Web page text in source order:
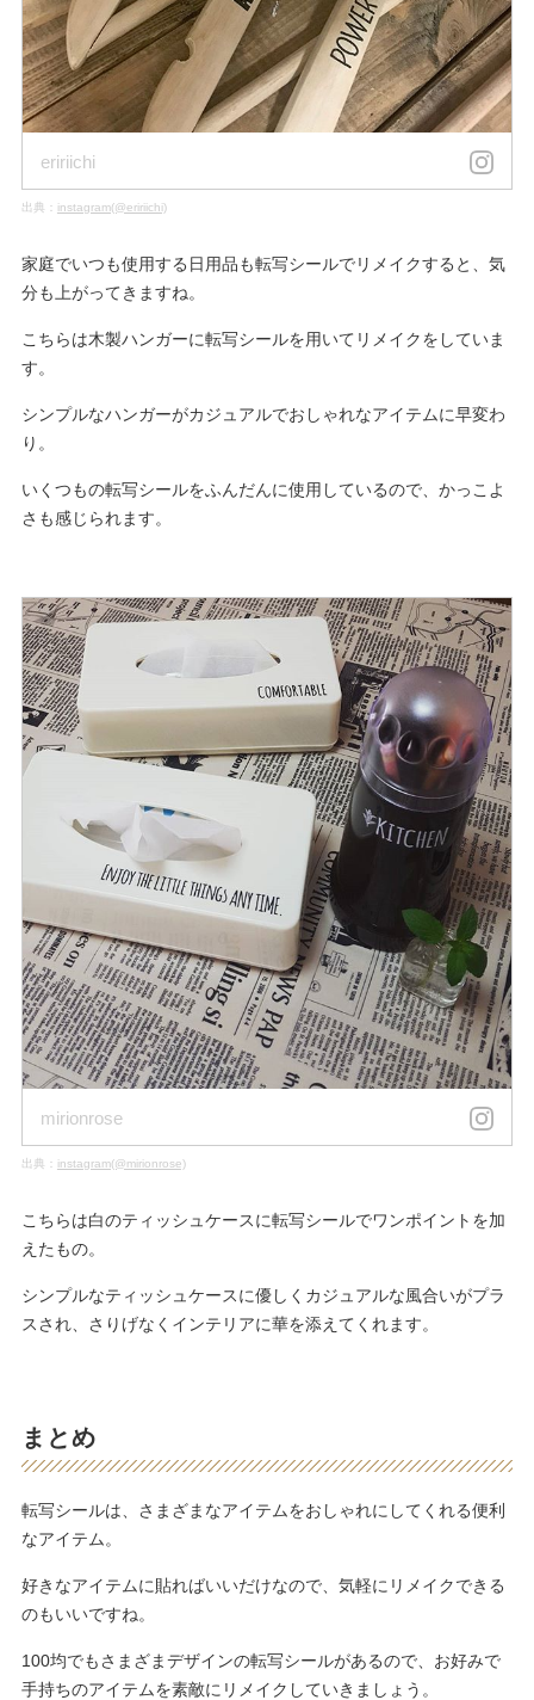
eririichi
出典： instagram(@eririichi)
家庭でいつも使用する日用品も転写シールでリメイクすると、気
分も上がってきますね。
こちらは木製ハンガーに転写シールを用いてリメイクをしていま
す。
シンプルなハンガーがカジュアルでおしゃれなアイテムに早変わ
り。
いくつもの転写シールをふんだんに使用しているので、かっこよ
さも感じられます。
mirionrose
出典： instagram(@mirionrose)
こちらは白のティッシュケースに転写シールでワンポイントを加
えたもの。
シンプルなティッシュケースに優しくカジュアルな風合いがプラ
スされ、さりげなくインテリアに華を添えてくれます。
まとめ
転写シールは、さまざまなアイテムをおしゃれにしてくれる便利
なアイテム。
好きなアイテムに貼ればいいだけなので、気軽にリメイクできる
のもいいですね。
100均でもさまざまデザインの転写シールがあるので、お好みで
手持ちのアイテムを素敵にリメイクしていきましょう。